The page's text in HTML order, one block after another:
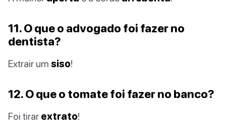
11. O que o advogado foi fazer no
dentista?
Extrair um siso!
12. O que o tomate foi fazer no banco?
Foi tirar extrato!